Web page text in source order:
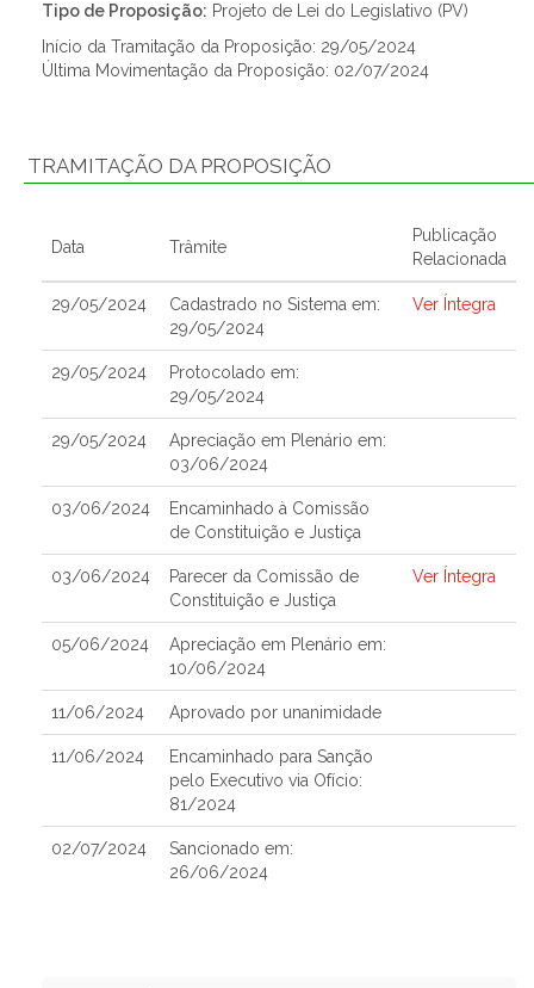
Tipo de Proposição: Projeto de Lei do Legislativo (PV)
Início da Tramitação da Proposição: 29/05/2024
Última Movimentação da Proposição: 02/07/2024
TRAMITAÇÃO DA PROPOSIÇÃO
Data Trâmite
Publicação
Relacionada
29/05/2024
Cadastrado no Sistema em:
29/05/2024
Ver Íntegra
29/05/2024
Protocolado em:
29/05/2024
29/05/2024
Apreciação em Plenário em:
03/06/2024
03/06/2024
Encaminhado à Comissão
de Constituição e Justiça
03/06/2024
Parecer da Comissão de
Constituição e Justiça
Ver Íntegra
05/06/2024
Apreciação em Plenário em:
10/06/2024
11/06/2024 Aprovado por unanimidade
11/06/2024
Encaminhado para Sanção
pelo Executivo via Ofício:
81/2024
02/07/2024
Sancionado em:
26/06/2024